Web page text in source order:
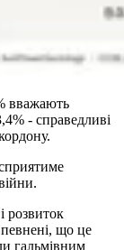
вважають
- справедливі
розвиток
що це
гальмівним